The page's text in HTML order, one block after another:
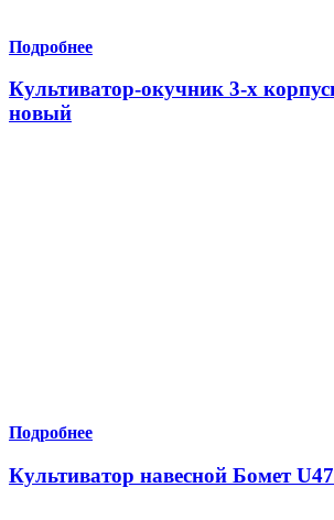
Подробнее
Культиватор-окучник 3-х
новый
Подробнее
Культиватор навесной Бомет